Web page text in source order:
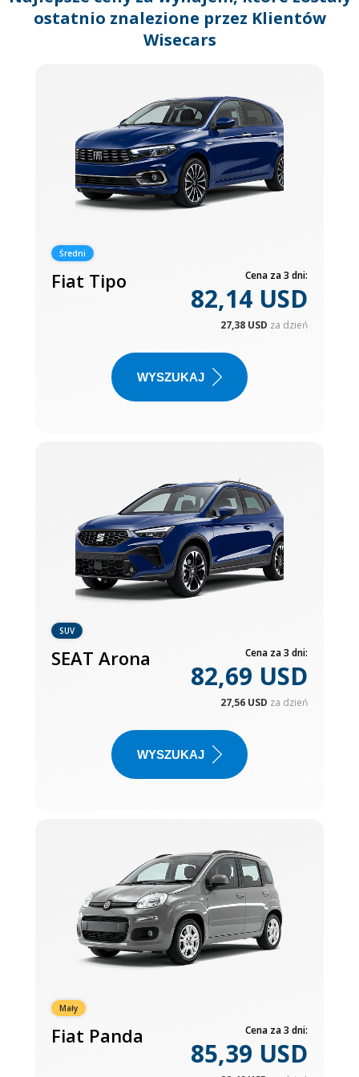
ostatnio znalezione przez Klientów
Wisecars
Średni
Fiat Tipo Cena za 3 dni:
82,14 USD
27,38 USD za dzień
WYSZUKAJ
SUV
SEAT Arona Cena za 3 dni:
82,69 USD
27,56 USD za dzień
WYSZUKAJ
Mały
Fiat Panda Cena za 3 dni:
85,39 USD